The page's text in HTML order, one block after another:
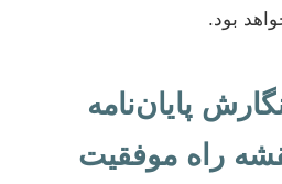
بود.
پایان‌نامه
راه موفقیت